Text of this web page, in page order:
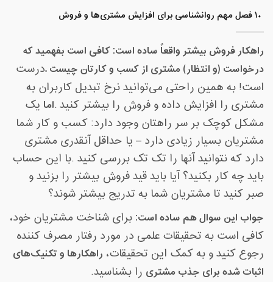
۱۰فصل مهم روانشناسی برای افزایش مشتری‌ها و فروش
راهکار فروش بیشتر واقعاً ساده است: کافی است بفهمید که
درخواست (و انتظار) مشتری از کسب و کارتان چیست.درست
است! به همین راحتی می‌توانید نرخ تبدیل کاربران به
مشتری را افزایش داده و فروش را بیشتر کنید.اما یک
مشکل کوچک بر سر راهتان وجود دارد: کسب و کار شما
مشتریان بسیار زیادی دارد – یا حداقل آنقدری مشتری
دارد که نتوانید آنها را تک تک بررسی کنید .با این حساب
باید چه کار بکنید؟ آیا باید قید فروش بیشتر را بزنید و
صبر کنید تا مشتریان شما به تدریج بیشتر شوند؟
جواب این سوال هم ساده است: برای شناخت مشتریان خود،
کافی است به تحقیقات علمی در مورد رفتار مصرف کننده
رجوع کنید و به کمک این تحقیقات، راهکارها و تکنیک‌های
اثبات شده برای جذب مشتری را بشناسید.